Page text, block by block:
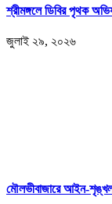
শ্রীমঙ্গলে ডিবির পৃথক
জুলাই ২৯, ২০২৬
মৌলভীবাজারে আইন-